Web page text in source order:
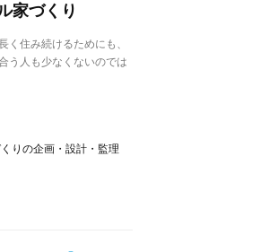
家づくり
住み続けるためにも、
う人も少なくないのでは
りの企画・設計・監理